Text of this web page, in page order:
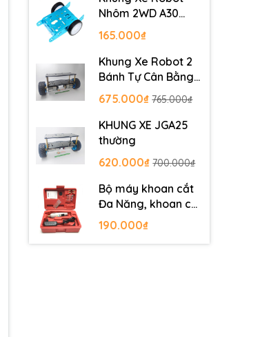
Nhôm 2WD A30
Metal Robot
Chassis
165.000₫
Khung Xe Robot 2
Bánh Tự Cân Bằng
JGB37-520
675.000₫ 765.000₫
KHUNG XE JGA25
thường
620.000₫ 700.000₫
Bộ máy khoan cắt
Đa Năng, khoan cắt
PCB, khoan mạch
190.000₫